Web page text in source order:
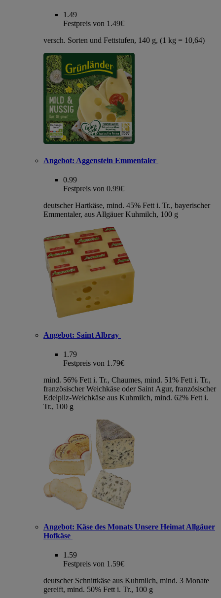
1.49
Festpreis von 1.49€
versch. Sorten und Fettstufen, 140 g, (1 kg = 10,64)
Angebot: Aggenstein Emmentaler
0.99
Festpreis von 0.99€
deutscher Hartkäse, mind. 45% Fett i. Tr., bayerischer
Emmentaler, aus Allgäuer Kuhmilch, 100 g
Angebot: Saint Albray
1.79
Festpreis von 1.79€
mind. 56% Fett i. Tr., Chaumes, mind. 51% Fett i. Tr.,
französischer Weichkäse oder Saint Agur, französischer
Edelpilz-Weichkäse aus Kuhmilch, mind. 62% Fett i.
Tr., 100 g
Angebot: Käse des Monats Unsere Heimat Allgäuer
Hofkäse
1.59
Festpreis von 1.59€
deutscher Schnittkäse aus Kuhmilch, mind. 3 Monate
gereift, mind. 50% Fett i. Tr., 100 g